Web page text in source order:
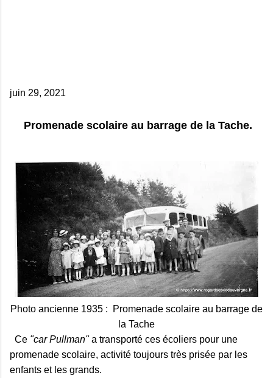
juin 29, 2021
Promenade scolaire au barrage de la Tache.
Photo ancienne 1935 : Promenade scolaire au barrage de
la Tache
Ce "car Pullman"a transporté ces écoliers pour une
promenade scolaire, activité toujours très prisée par les
enfants et les grands.